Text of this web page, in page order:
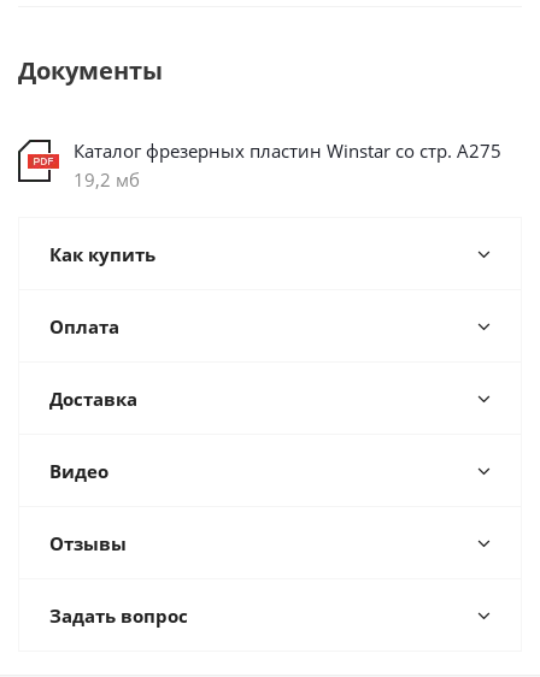
Документы
Каталог фрезерных пластин Winstar со стр. А275
19,2 мб
Как купить
Оплата
Доставка
Видео
Отзывы
Задать вопрос